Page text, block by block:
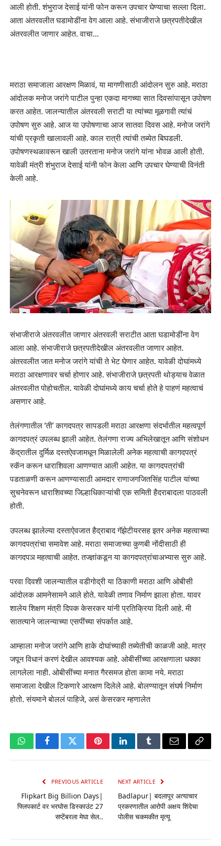
आली होती. शंभुराज देसाई यांनी फोन करून उपचार घेण्याचा सल्ला दिला.
आता अंतरवलीत घडामोडींना वेग आला आहे. संभाजीराजे छत्रपतीदेखील
अंतरवलीत जाणार आहेत. वाचा…
मराठा समाजाला आरक्षण मिळावं, या मागणीसाठी आंदोलन सुरु आहे. मराठा
आंदोलक मनोज जरांगे पाटील पुन्हा एकदा मागच्या सात दिवसांपासून उपोषण
करत आहेत. जालन्यातील अंतरवली सराटी या त्यांच्या मूळगावी त्यांचं
उपोषण सुरु आहे. आज या उपोषणाचा आज सातवा दिवस आहे. मनोज जरांगे
यांची प्रकृती खालावली आहे. काल रात्री त्यांची तब्येत बिघडली.
उपोषणस्थळावरून खाली उतरताना मनोज जरांगे यांना भोवळ आली होती.
यावेळी मंत्री शंभुराज देसाई यांनी फोन केला आणि उपचार घेण्याची विनंती
केली आहे.
संभाजीराजे अंतरवलीत जाणार अंतरवली सराटीत आता घडामोडींना वेग
आला आहे. संभाजीराजे छत्रपतीदेखील अंतरवलीत जाणार आहेत.
अंतरवलीत जात मनोज जरांगे यांची ते भेट घेणार आहेत. यावेळी दोघांमध्ये
मराठा आरक्षणावर चर्चा होणार आहे. संभाजीराजे छत्रपती थोड्याच वेळात
अंतरवलीत पोहोचतील. यावेळी दोघांमध्ये काय चर्चा होते हे पाहणं महत्वाचं
असणार आहे.
तेलंगणातील ‘ती’ कागदपत्र सापडली मराठा आरक्षणा संदर्भातील महत्वपूर्ण
कागदपत्रं उपलब्ध झाली आहेत. तेलंगणा राज्य अभिलेखातून आणि संशोधन
केंद्रातील दुर्मिळ दस्तऐवजामधून मिळालेली अनेक महत्वाची कागदपत्रं
स्कॅन करून धाराशिवला आणण्यात आली आहेत. या कागदपत्रांची
पडताळणी करून आणण्यासाठी आमदार राणाजगजितसिंह पाटील यांच्या
सुचनेवरून धाराशिवच्या जिल्हाधिकाऱ्यांची एक समिती हैदराबादला पाठवली
होती.
उपलब्ध झालेल्या दस्ताऐवजात हैद्राबाद गॅझेटीयरसह इतर अनेक महत्वाच्या
कागदपत्रांचा समावेश आहे. मराठा समाजाच्या कुणबी नोंदीसाठी ही
कागदपञ महत्वाची आहेत. तज्ज्ञांकडून या कागदपत्रांचाअभ्यास सुरु आहे.
परवा दिवशी जालन्यातील वडीगोद्री या ठिकाणी मराठा आणि ओबीसी
आंदोलक आमनेसामने आले होते. यावेळी तणाव निर्माण झाला होता. यावर
शालेय शिक्षण मंत्री दिपक केसरकर यांनी प्रतिक्रिया दिली आहे. मी
सातत्याने जालन्याच्या एसपींच्या संपर्कात आहे.
आम्हाला मनोज जरांगे आणि हाके दोघांच्याही तब्येतीची काळजी आहे. मात्र
जपून विधानं करणं देखील आवश्यक आहे. ओबीसींच्या आरक्षणाला धक्का
लागलेला नाही. ओबीसींच्या मनात गैरसमज होता कामा नये. मराठा
समाजाला देखील टिकणारे आरक्षण दिलेले आहे. बोलण्यातून संघर्ष निर्माण
होतो. संयमाने बोललं पाहिजे, असं केसरकर म्हणालेत
WhatsAppFacebookTwitterPinterestLinkedInTumblrEmail Copy
PREVIOUS ARTICLE
Flipkart Big Billion Days|
फ्लिपकार्ट वर भरघोस डिस्काउंट 27
सप्टेंबरला मेघा सेल..
NEXT ARTICLE
Badlapur| बदलापूर अत्याचार
प्रकरणातील आरोपी अक्षय शिंदेचा
पोलीस चकमकीत मृत्यू